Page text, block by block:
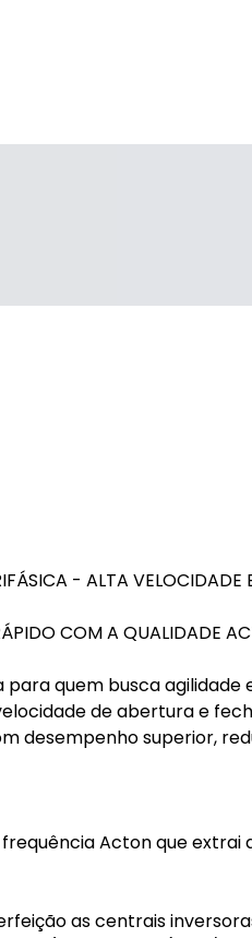
- ALTA VELOCIDADE
COM A QUALIDADE
quem busca agilidade
de abertura e
desempenho superior,
Acton que
as centrais